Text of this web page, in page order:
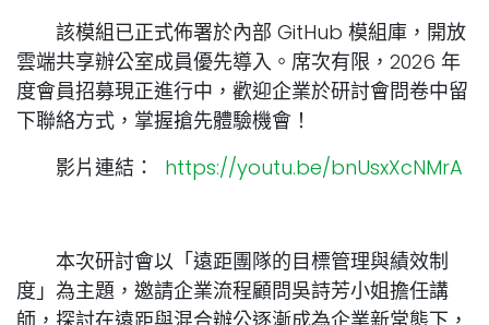
該模組已正式佈署於內部 GitHub 模組庫，開放
雲端共享辦公室成員優先導入。席次有限，2026 年
度會員招募現正進行中，歡迎企業於研討會問卷中留
下聯絡方式，掌握搶先體驗機會！
影片連結： https://youtu.be/bnUsxXcNMrA
本次研討會以「遠距團隊的目標管理與績效制
度」為主題，邀請企業流程顧問吳詩芳小姐擔任講